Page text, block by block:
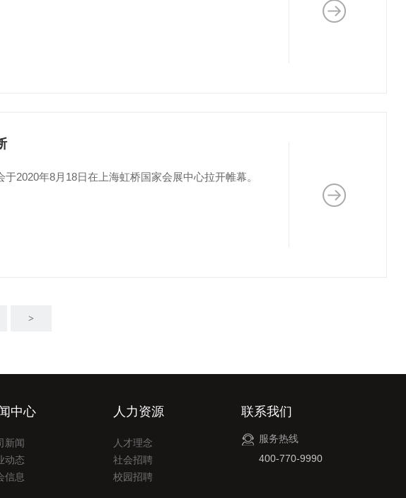
2020年8月18日在上海虹桥国家会展中心拉开帷幕。
>
中心
新闻
动态
信息
人力资源
人才理念
社会招聘
校园招聘
联系我们
服务热线
400-770-9990